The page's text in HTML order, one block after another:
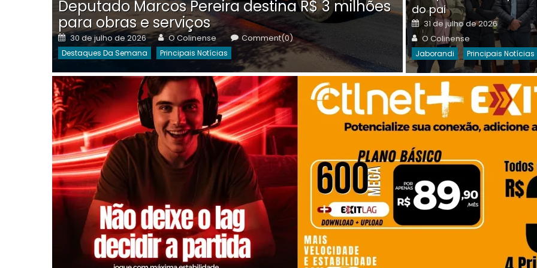
Deputado Marcos Pereira destina R$ 3 milhões
para obras e serviços
Posted
on
30 de julho de 2026 Author
O Colinense Comment(0)
Destaques Da Semana Principais Notícias
on
Destaques Da Semana
do pai
Posted
on
31 de julho de 2026
Author
O Colinense
Jaborandi Principais Notícias